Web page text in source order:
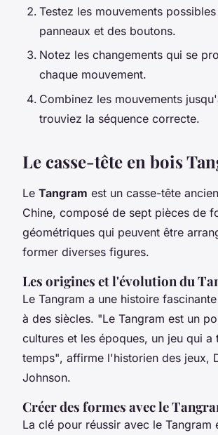
Testez les mouvements
panneaux et des boutons.
Notez les changements qui se
chaque mouvement.
Combinez les mouvements
trouviez la séquence correcte.
Le casse-tête en bois
Le Tangram est un casse-tête
Chine, composé de sept pièces de
géométriques qui peuvent être
former diverses figures.
Les origines et l'évolution du
Le Tangram a une histoire
à des siècles. "Le Tangram est un
cultures et les époques, un jeu qui a
temps", affirme l'historien des jeux,
Johnson.
Créer des formes avec le
La clé pour réussir avec le Tangram